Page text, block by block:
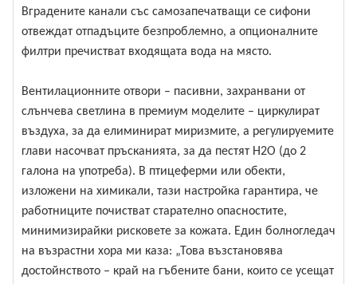
Вградените канали със самозапечатващи се сифони
отвеждат отпадъците безпроблемно, а опционалните
филтри пречистват входящата вода на място.
Вентилационните отвори – пасивни, захранвани от
слънчева светлина в премиум моделите – циркулират
въздуха, за да елиминират миризмите, а регулируемите
глави насочват пръсканията, за да пестят H2O (до 2
галона на употреба). В птицеферми или обекти,
изложени на химикали, тази настройка гарантира, че
работниците почистват старателно опасностите,
минимизирайки рисковете за кожата. Един болногледач
на възрастни хора ми каза: „Това възстановява
достойнството – край на гъбените бани, които се усещат